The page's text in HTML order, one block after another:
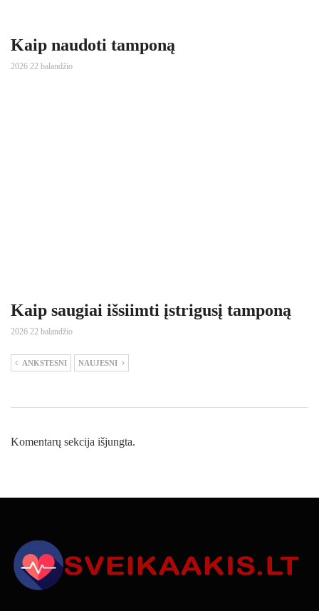
Kaip naudoti tamponą
2026 22 balandžio
Kaip saugiai išsiimti įstrigusį tamponą
2026 22 balandžio
ANKSTESNI NAUJESNI
Komentarų sekcija išjungta.